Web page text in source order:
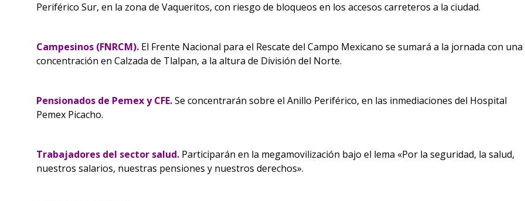
Periférico Sur, en la zona de Vaqueritos, con riesgo de bloqueos en los accesos carreteros a la ciudad.
Campesinos (FNRCM). El Frente Nacional para el Rescate del Campo Mexicano se sumará a la jornada con una
concentración en Calzada de Tlalpan, a la altura de División del Norte.
Pensionados de Pemex y CFE.Se concentrarán sobre el Anillo Periférico, en las inmediaciones del Hospital
Pemex Picacho.
Trabajadores del sector salud. Participarán en la megamovilización bajo el lema «Por la seguridad, la salud,
nuestros salarios, nuestras pensiones y nuestros derechos».